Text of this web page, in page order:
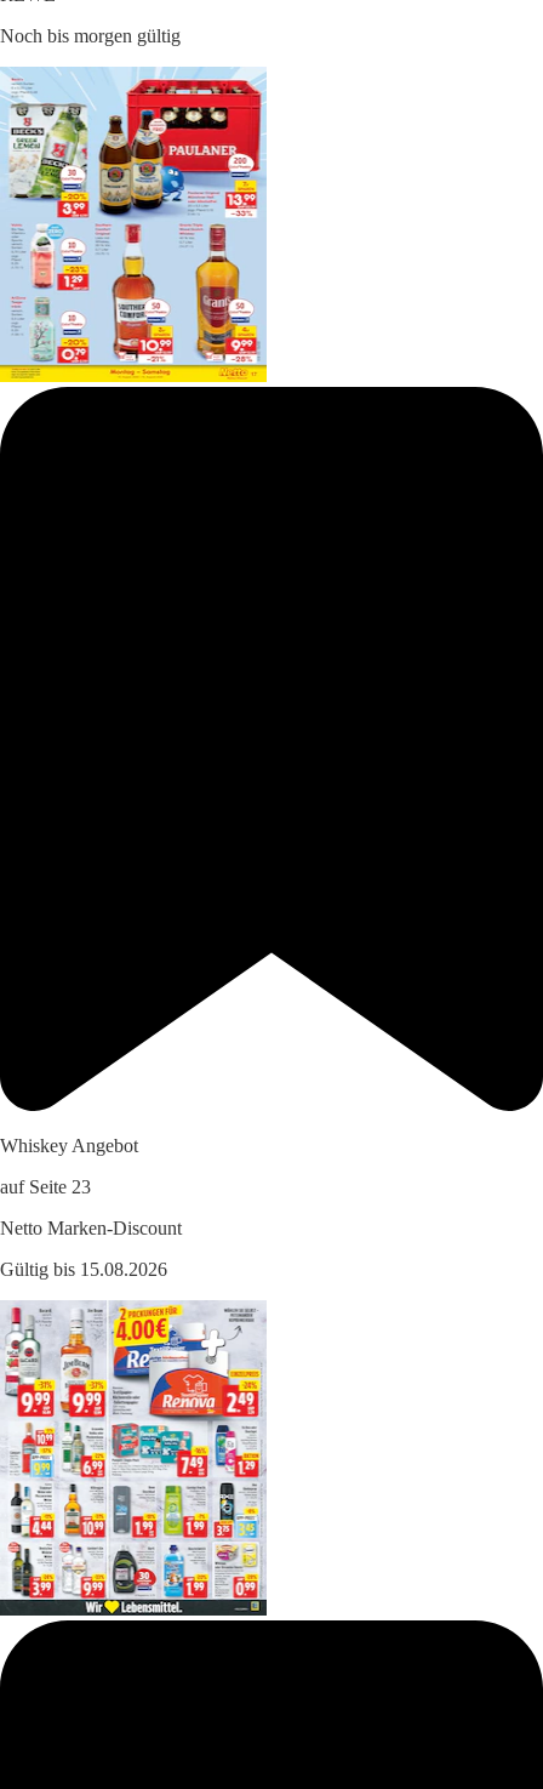
Noch bis morgen gültig
Whiskey Angebot
auf Seite 23
Netto Marken-Discount
Gültig bis 15.08.2026